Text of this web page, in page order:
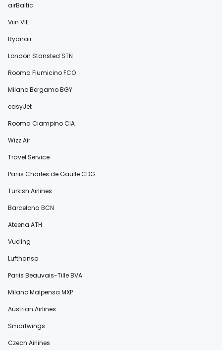
airBaltic
Viin VIE
Ryanair
London Stansted STN
Rooma Fiumicino FCO
Milano Bergamo BGY
easyJet
Rooma Ciampino CIA
Wizz Air
Travel Service
Pariis Charles de Gaulle CDG
Turkish Airlines
Barcelona BCN
Ateena ATH
Vueling
Lufthansa
Pariis Beauvais-Tille BVA
Milano Malpensa MXP
Austrian Airlines
Smartwings
Czech Airlines